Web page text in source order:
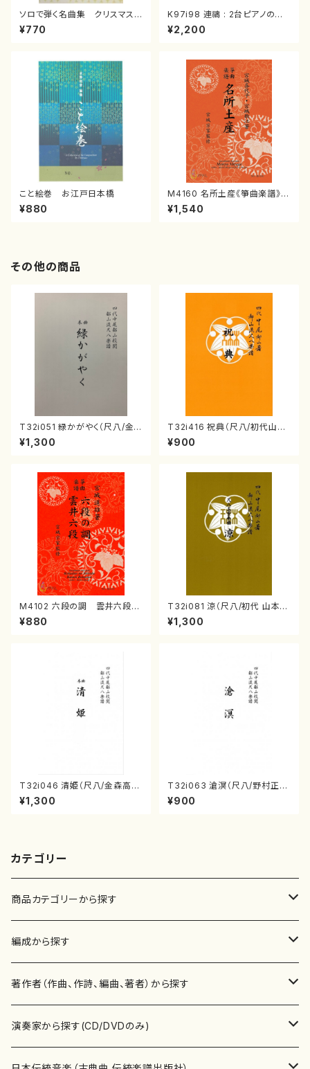
ソロで弾く名曲集 クリスマス・
イブ／恋人がサンタクロース(
箏独奏 /大平光美 編曲/楽
¥770
K97i98 連禱 : 2台ピアノのた
めの（2 Pianos / 菊池 幸夫 /
楽譜）
¥2,200
こと絵巻 お江戸日本橋
¥880
M4160 名所土産《箏曲楽譜》
（箏/宮城喜代子・宮城数江著・
宮城宗家監修/箏曲古典楽譜）
¥1,540
その他の商品
T32i051 緑かがやく（尺八/金
森高山/楽譜）都山流公刊楽譜曲
番：50
¥1,300
T32i416 祝典（尺八/初代山川
園松/楽譜）都山流公刊楽譜曲
番:2121
¥900
M4102 六段の調 雲井六段
（箏/宮城道雄著・宮城宗家監修/
箏曲古典楽譜）
¥880
T32i081 涼（尺八/初代 山本邦
山/尺八/都山式譜）都山流公刊
楽譜曲番:530
¥1,300
T32i046 清姫（尺八/金森高
山/楽譜）都山流公刊楽譜曲番：
45
¥1,300
T32i063 滄溟（尺八/野村正
峰/尺八/都山式譜）都山流公刊
楽譜曲番:512
¥900
カテゴリー
商品カテゴリーから探す
楽譜
書籍
書籍
テキストブック
CD・DVD
編成から探す
邦楽器
箏・琴（ソロ）
箏・琴（合奏）
合唱
混声合唱
著作者（作曲、作詩、編曲、著者）から探す
あ行
青木省三(アオキ ショウゾウ)
演奏家から探す(CD/DVDのみ)